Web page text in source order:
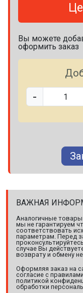
Вы можете
оформить заказ
-
ВАЖНАЯ
Аналогичные
мы не гарантируем
соответствовать
параметрам. Перед
случае Вы
возврату и обмену
Оформляя заказ на
согласие с
политикой
обработки